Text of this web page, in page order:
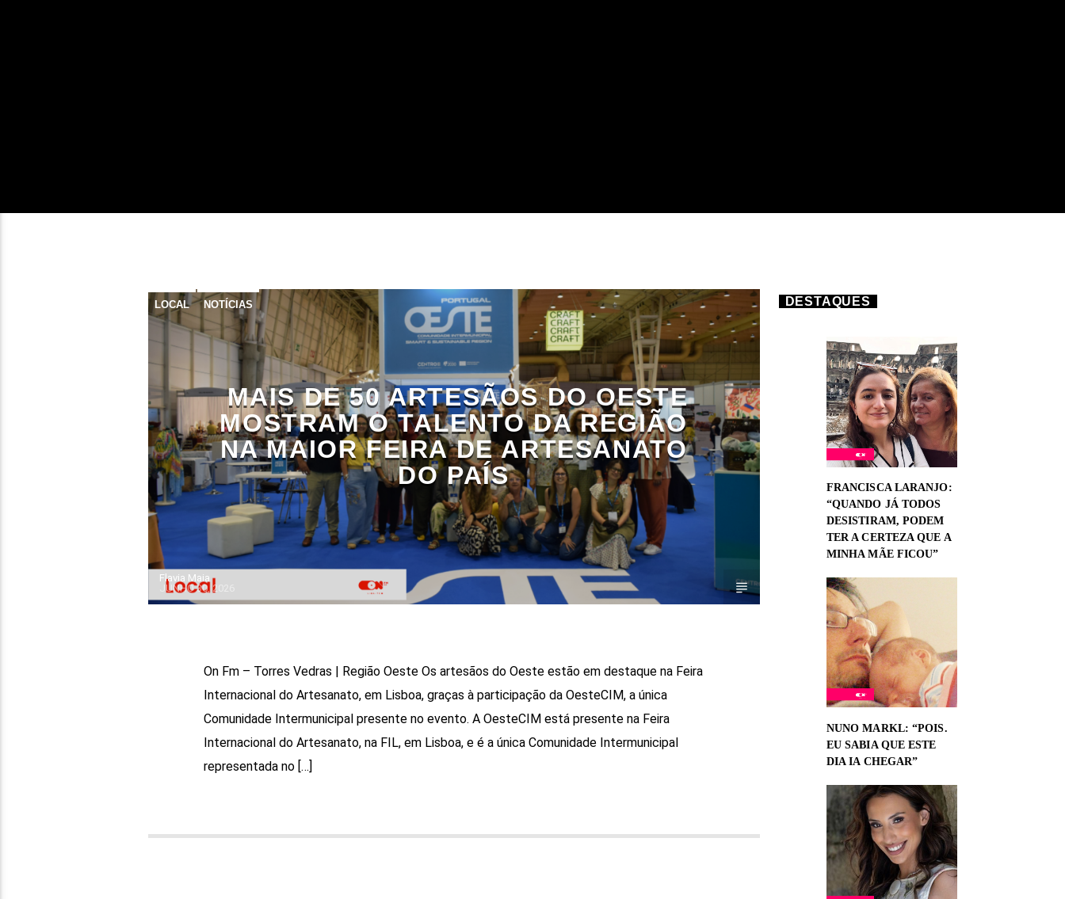
LOCAL NOTÍCIAS
MAIS DE 50 ARTESÃOS DO OESTE
MOSTRAM O TALENTO DA REGIÃO
NA MAIOR FEIRA DE ARTESANATO
DO PAÍS
Flavia Maia
JUNHO 30, 2026
On Fm – Torres Vedras | Região Oeste Os artesãos do Oeste estão em destaque na Feira
Internacional do Artesanato, em Lisboa, graças à participação da OesteCIM, a única
Comunidade Intermunicipal presente no evento. A OesteCIM está presente na Feira
Internacional do Artesanato, na FIL, em Lisboa, e é a única Comunidade Intermunicipal
representada no […]
DESTAQUES
FRANCISCA LARANJO:
“QUANDO JÁ TODOS
DESISTIRAM, PODEM
TER A CERTEZA QUE A
MINHA MÃE FICOU”
NUNO MARKL: “POIS.
EU SABIA QUE ESTE
DIA IA CHEGAR”